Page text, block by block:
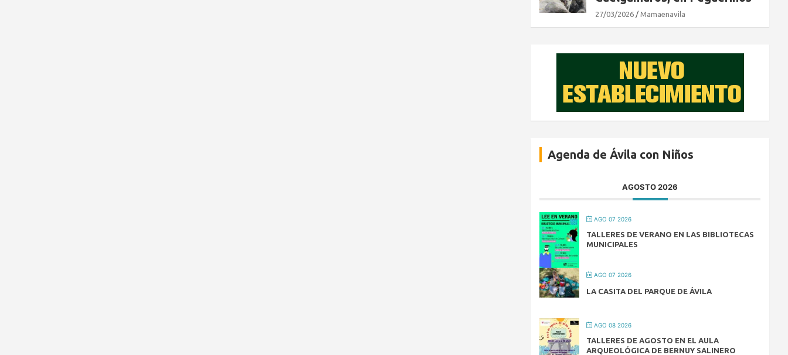
27/03/2026 Mamaenavila
Agenda de Ávila con Niños
AGOSTO 2026
AGO 07 2026
TALLERES DE VERANO EN LAS BIBLIOTECAS
MUNICIPALES
AGO 07 2026
LA CASITA DEL PARQUE DE ÁVILA
AGO 08 2026
TALLERES DE AGOSTO EN EL AULA
ARQUEOLÓGICA DE BERNUY SALINERO